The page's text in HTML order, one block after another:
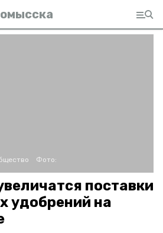
Фото:
поставки
удобрений на